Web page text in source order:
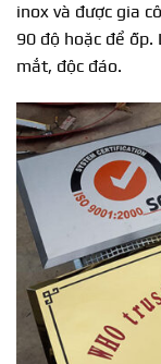
inox và được gia
90 độ hoặc để
mắt, độc đáo.